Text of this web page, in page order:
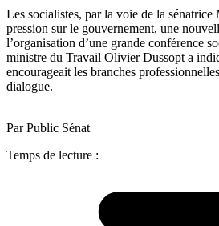
Les socialistes, par la voie de la
pression sur le gouvernement, une
l’organisation d’une grande conférence
ministre du Travail Olivier Dussopt a
encourageait les branches
dialogue.
Par Public Sénat
Temps de lecture :